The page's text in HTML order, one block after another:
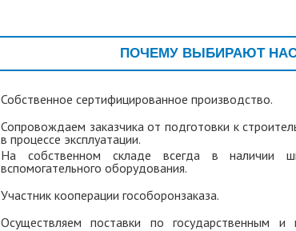
ПОЧЕМУ ВЫБИРАЮТ
Собственное сертифицированное производство.
Сопровождаем заказчика от подготовки к
в процессе эксплуатации.
На собственном складе всегда в наличии
вспомогательного оборудования.
Участник кооперации гособоронзаказа.
Осуществляем поставки по государственным и